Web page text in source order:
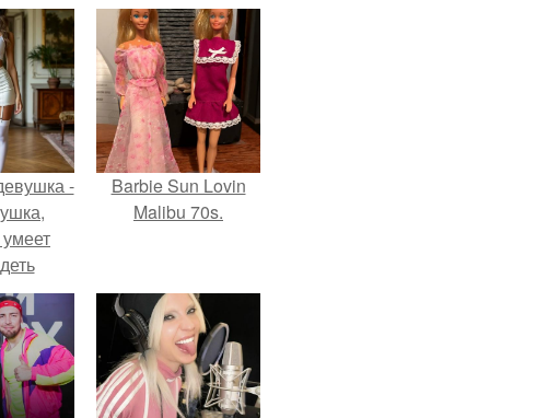
-
и
любои
Barbie Sun Lovin
Malibu 70s.